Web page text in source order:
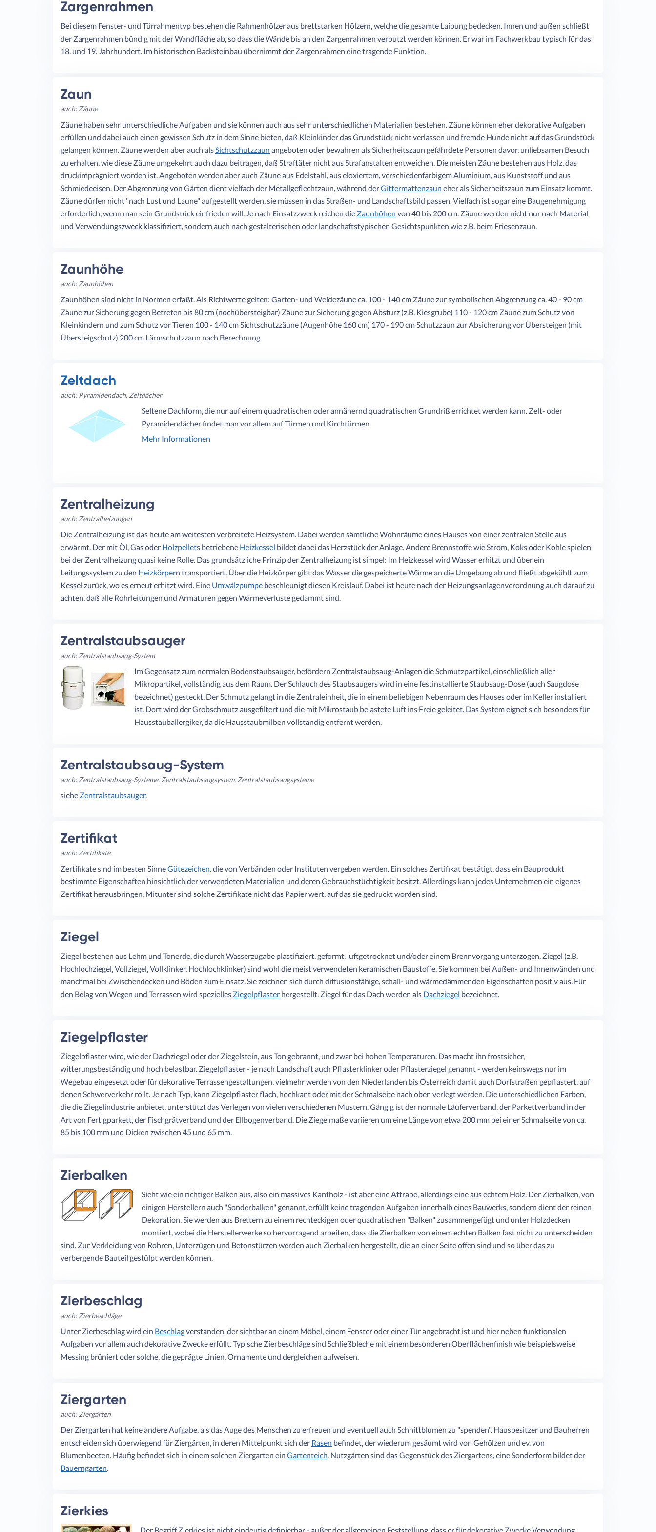
Zargenrahmen
Bei diesem Fenster- und Türrahmentyp bestehen die Rahmenhölzer aus brettstarken Hölzern, welche die gesamte Laibung bedecken. Innen und außen schließt
der Zargenrahmen bündig mit der Wandfläche ab, so dass die Wände bis an den Zargenrahmen verputzt werden können. Er war im Fachwerkbau typisch für das
18. und 19. Jahrhundert. Im historischen Backsteinbau übernimmt der Zargenrahmen eine tragende Funktion.
Zaun
auch: Zäune
Zäune haben sehr unterschiedliche Aufgaben und sie können auch aus sehr unterschiedlichen Materialien bestehen. Zäune können eher dekorative Aufgaben
erfüllen und dabei auch einen gewissen Schutz in dem Sinne bieten, daß Kleinkinder das Grundstück nicht verlassen und fremde Hunde nicht auf das Grundstück
gelangen können. Zäune werden aber auch alsSichtschutzzaun angeboten oder bewahren als Sicherheitszaun gefährdete Personen davor, unliebsamen Besuch
zu erhalten, wie diese Zäune umgekehrt auch dazu beitragen, daß Straftäter nicht aus Strafanstalten entweichen. Die meisten Zäune bestehen aus Holz, das
druckimprägniert worden ist. Angeboten werden aber auch Zäune aus Edelstahl, aus eloxiertem, verschiedenfarbigem Aluminium, aus Kunststoff und aus
Schmiedeeisen. Der Abgrenzung von Gärten dient vielfach der Metallgeflechtzaun, während derGittermattenzaun eher als Sicherheitszaun zum Einsatz kommt.
Zäune dürfen nicht "nach Lust und Laune" aufgestellt werden, sie müssen in das Straßen- und Landschaftsbild passen. Vielfach ist sogar eine Baugenehmigung
erforderlich, wenn man sein Grundstück einfrieden will. Je nach Einsatzzweck reichen die Zaunhöhen von 40 bis 200 cm. Zäune werden nicht nur nach Material
und Verwendungszweck klassifiziert, sondern auch nach gestalterischen oder landschaftstypischen Gesichtspunkten wie z.B. beim Friesenzaun.
Zaunhöhe
auch: Zaunhöhen
Zaunhöhen sind nicht in Normen erfaßt. Als Richtwerte gelten: Garten- und Weidezäune ca. 100 - 140 cm Zäune zur symbolischen Abgrenzung ca. 40 - 90 cm
Zäune zur Sicherung gegen Betreten bis 80 cm (nochübersteigbar) Zäune zur Sicherung gegen Absturz (z.B. Kiesgrube) 110 - 120 cm Zäune zum Schutz von
Kleinkindern und zum Schutz vor Tieren 100 - 140 cm Sichtschutzzäune (Augenhöhe 160 cm) 170 - 190 cm Schutzzaun zur Absicherung vor Übersteigen (mit
Übersteigschutz) 200 cm Lärmschutzzaun nach Berechnung
Zeltdach
auch: Pyramidendach, Zeltdächer
Seltene Dachform, die nur auf einem quadratischen oder annähernd quadratischen Grundriß errichtet werden kann. Zelt- oder
Pyramidendächer findet man vor allem auf Türmen und Kirchtürmen.
Mehr Informationen
Zentralheizung
auch: Zentralheizungen
Die Zentralheizung ist das heute am weitesten verbreitete Heizsystem. Dabei werden sämtliche Wohnräume eines Hauses von einer zentralen Stelle aus
erwärmt. Der mit Öl, Gas oder Holzpellets betriebene Heizkessel bildet dabei das Herzstück der Anlage. Andere Brennstoffe wie Strom, Koks oder Kohle spielen
bei der Zentralheizung quasi keine Rolle. Das grundsätzliche Prinzip der Zentralheizung ist simpel: Im Heizkessel wird Wasser erhitzt und über ein
Leitungssystem zu den Heizkörpern transportiert. Über die Heizkörper gibt das Wasser die gespeicherte Wärme an die Umgebung ab und fließt abgekühlt zum
Kessel zurück, wo es erneut erhitzt wird. Eine Umwälzpumpe beschleunigt diesen Kreislauf. Dabei ist heute nach der Heizungsanlagenverordnung auch darauf zu
achten, daß alle Rohrleitungen und Armaturen gegen Wärmeverluste gedämmt sind.
Zentralstaubsauger
auch: Zentralstaubsaug-System
Im Gegensatz zum normalen Bodenstaubsauger, befördern Zentralstaubsaug-Anlagen die Schmutzpartikel, einschließlich aller
Mikropartikel, vollständig aus dem Raum. Der Schlauch des Staubsaugers wird in eine festinstallierte Staubsaug-Dose (auch Saugdose
bezeichnet) gesteckt. Der Schmutz gelangt in die Zentraleinheit, die in einem beliebigen Nebenraum des Hauses oder im Keller installiert
ist. Dort wird der Grobschmutz ausgefiltert und die mit Mikrostaub belastete Luft ins Freie geleitet. Das System eignet sich besonders für
Hausstauballergiker, da die Hausstaubmilben vollständig entfernt werden.
Zentralstaubsaug-System
auch: Zentralstaubsaug-Systeme, Zentralstaubsaugsystem, Zentralstaubsaugsysteme
siehe Zentralstaubsauger.
Zertifikat
auch: Zertifikate
Zertifikate sind im besten SinneGütezeichen, die von Verbänden oder Instituten vergeben werden. Ein solches Zertifikat bestätigt, dass ein Bauprodukt
bestimmte Eigenschaften hinsichtlich der verwendeten Materialien und deren Gebrauchstüchtigkeit besitzt. Allerdings kann jedes Unternehmen ein eigenes
Zertifikat herausbringen. Mitunter sind solche Zertifikate nicht das Papier wert, auf das sie gedruckt worden sind.
Ziegel
Ziegel bestehen aus Lehm und Tonerde, die durch Wasserzugabe plastifiziert, geformt, luftgetrocknet und/oder einem Brennvorgang unterzogen. Ziegel (z.B.
Hochlochziegel, Vollziegel, Vollklinker, Hochlochklinker) sind wohl die meist verwendeten keramischen Baustoffe. Sie kommen bei Außen- und Innenwänden und
manchmal bei Zwischendecken und Böden zum Einsatz. Sie zeichnen sich durch diffusionsfähige, schall- und wärmedämmenden Eigenschaften positiv aus. Für
den Belag von Wegen und Terrassen wird spezielles Ziegelpflaster hergestellt. Ziegel für das Dach werden als Dachziegel bezeichnet.
Ziegelpflaster
Ziegelpflaster wird, wie der Dachziegel oder der Ziegelstein, aus Ton gebrannt, und zwar bei hohen Temperaturen. Das macht ihn frostsicher,
witterungsbeständig und hoch belastbar. Ziegelpflaster - je nach Landschaft auch Pflasterklinker oder Pflasterziegel genannt - werden keinswegs nur im
Wegebau eingesetzt oder für dekorative Terrassengestaltungen, vielmehr werden von den Niederlanden bis Österreich damit auch Dorfstraßen gepflastert, auf
denen Schwerverkehr rollt. Je nach Typ, kann Ziegelpflaster flach, hochkant oder mit der Schmalseite nach oben verlegt werden. Die unterschiedlichen Farben,
die die Ziegelindustrie anbietet, unterstützt das Verlegen von vielen verschiedenen Mustern. Gängig ist der normale Läuferverband, der Parkettverband in der
Art von Fertigparkett, der Fischgrätverband und der Ellbogenverband. Die Ziegelmaße variieren um eine Länge von etwa 200 mm bei einer Schmalseite von ca.
85 bis 100 mm und Dicken zwischen 45 und 65 mm.
Zierbalken
Sieht wie ein richtiger Balken aus, also ein massives Kantholz - ist aber eine Attrape, allerdings eine aus echtem Holz. Der Zierbalken, von
einigen Herstellern auch "Sonderbalken" genannt, erfüllt keine tragenden Aufgaben innerhalb eines Bauwerks, sondern dient der reinen
Dekoration. Sie werden aus Brettern zu einem rechteckigen oder quadratischen "Balken" zusammengefügt und unter Holzdecken
montiert, wobei die Herstellerwerke so hervorragend arbeiten, dass die Zierbalken von einem echten Balken fast nicht zu unterscheiden
sind. Zur Verkleidung von Rohren, Unterzügen und Betonstürzen werden auch Zierbalken hergestellt, die an einer Seite offen sind und so über das zu
verbergende Bauteil gestülpt werden können.
Zierbeschlag
auch: Zierbeschläge
Unter Zierbeschlag wird ein Beschlagverstanden, der sichtbar an einem Möbel, einem Fenster oder einer Tür angebracht ist und hier neben funktionalen
Aufgaben vor allem auch dekorative Zwecke erfüllt. Typische Zierbeschläge sind Schließbleche mit einem besonderen Oberflächenfinish wie beispielsweise
Messing brüniert oder solche, die geprägte Linien, Ornamente und dergleichen aufweisen.
Ziergarten
auch: Ziergärten
Der Ziergarten hat keine andere Aufgabe, als das Auge des Menschen zu erfreuen und eventuell auch Schnittblumen zu "spenden". Hausbesitzer und Bauherren
entscheiden sich überwiegend für Ziergärten, in deren Mittelpunkt sich der Rasen befindet, der wiederum gesäumt wird von Gehölzen und ev. von
Blumenbeeten. Häufig befindet sich in einem solchen Ziergarten ein Gartenteich. Nutzgärten sind das Gegenstück des Ziergartens, eine Sonderform bildet der
Bauerngarten.
Zierkies
Der Begriff Zierkies ist nicht eindeutig definierbar - außer der allgemeinen Feststellung, dass er für dekorative Zwecke Verwendung